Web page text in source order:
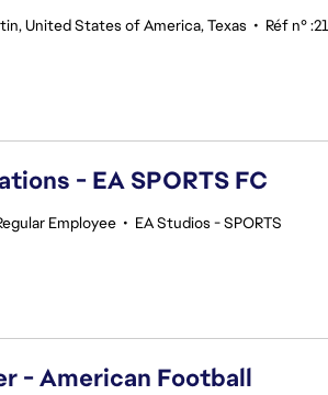
United States of America, Texas • Réf n°
- EA SPORTS FC
Employee • EA Studios - SPORTS
- American Football